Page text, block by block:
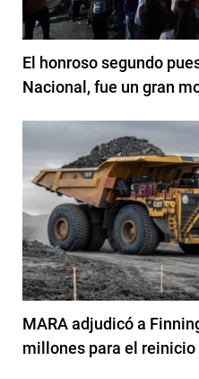
El honroso segundo
Nacional, fue un gran
MARA adjudicó a
millones para el reinicio